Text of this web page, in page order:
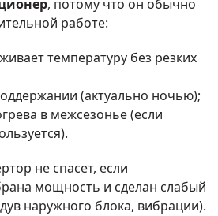
, потому что он обычно
работе:
температуру без резких
(актуально ночью);
в межсезонье (если
не спасет, если
мощность и сделан слабый
наружного блока, вибрации).